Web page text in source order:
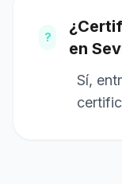
?
en
Sí,